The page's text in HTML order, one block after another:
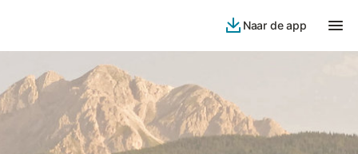
Naar de app